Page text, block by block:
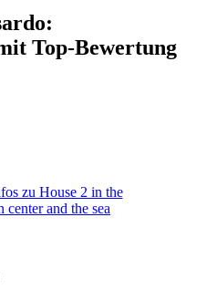
Top-Bewertung
zu House 2 in the
and the sea